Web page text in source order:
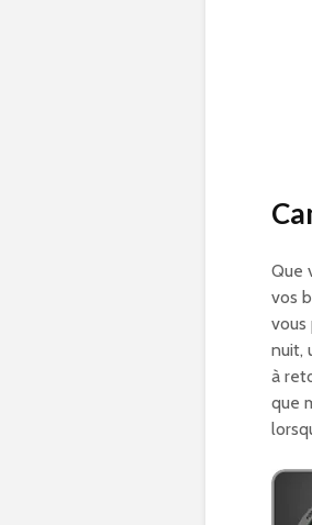
Que
vos
vous
nuit,
à
que